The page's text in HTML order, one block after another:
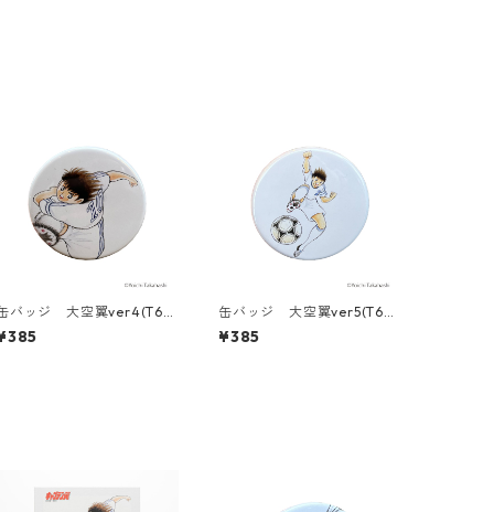
バッジ 大空翼ver4(T68
045)
缶バッジ 大空翼ver5(T686
-045)
¥385